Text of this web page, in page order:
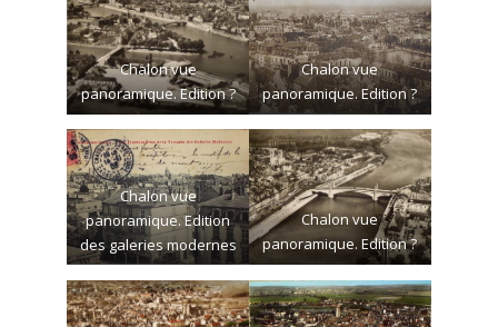
Chalon vue
panoramique. Edition ?
Chalon vue
panoramique. Edition ?
Chalon vue
panoramique. Edition
des galeries modernes
Chalon vue
panoramique. Edition ?